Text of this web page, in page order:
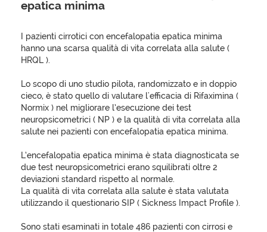
epatica minima
I pazienti cirrotici con encefalopatia epatica minima
hanno una scarsa qualità di vita correlata alla salute (
HRQL ).
Lo scopo di uno studio pilota, randomizzato e in doppio
cieco, è stato quello di valutare l'efficacia di Rifaximina (
Normix ) nel migliorare l’esecuzione dei test
neuropsicometrici ( NP ) e la qualità di vita correlata alla
salute nei pazienti con encefalopatia epatica minima.
L’encefalopatia epatica minima è stata diagnosticata se
due test neuropsicometrici erano squilibrati oltre 2
deviazioni standard rispetto al normale.
La qualità di vita correlata alla salute è stata valutata
utilizzando il questionario SIP ( Sickness Impact Profile ).
Sono stati esaminati in totale 486 pazienti con cirrosi e